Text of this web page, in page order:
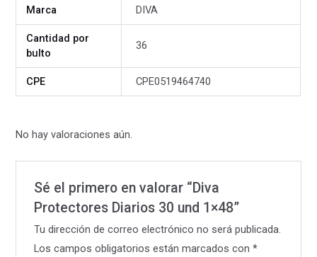
Marca DIVA
Cantidad por
bulto
36
CPE CPE0519464740
No hay valoraciones aún.
Sé el primero en valorar “Diva
Protectores Diarios 30 und 1×48”
Tu dirección de correo electrónico no será publicada.
Los campos obligatorios están marcados con *